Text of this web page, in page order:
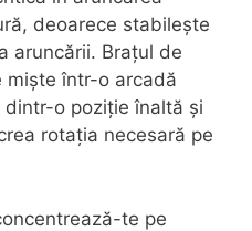
deoarece stabilește
aruncării. Brațul de
miște într-o arcadă
o poziție înaltă și
rotația necesară pe
te pe